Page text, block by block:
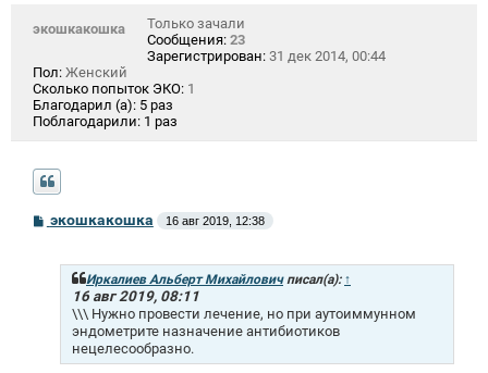
экошкакошка
Только зачали
Сообщения: 23
Зарегистрирован: 31 дек 2014, 00:44
Пол: Женский
Сколько попыток ЭКО: 1
Благодарил (а): 5 раз
Поблагодарили: 1 раз
С
о
экошкакошка 16 авг 2019, 12:38
Иркалиев Альберт Михайловичписал(а): ↑
16 авг 2019, 08:11
\\\ Нужно провести лечение, но при аутоиммунном
эндометрите назначение антибиотиков
нецелесообразно.